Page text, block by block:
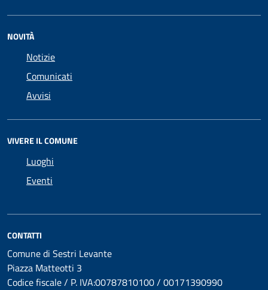
NOVITÀ
Notizie
Comunicati
Avvisi
VIVERE IL COMUNE
Luoghi
Eventi
CONTATTI
Comune di Sestri Levante
Piazza Matteotti 3
Codice fiscale / P. IVA:00787810100 / 00171390990